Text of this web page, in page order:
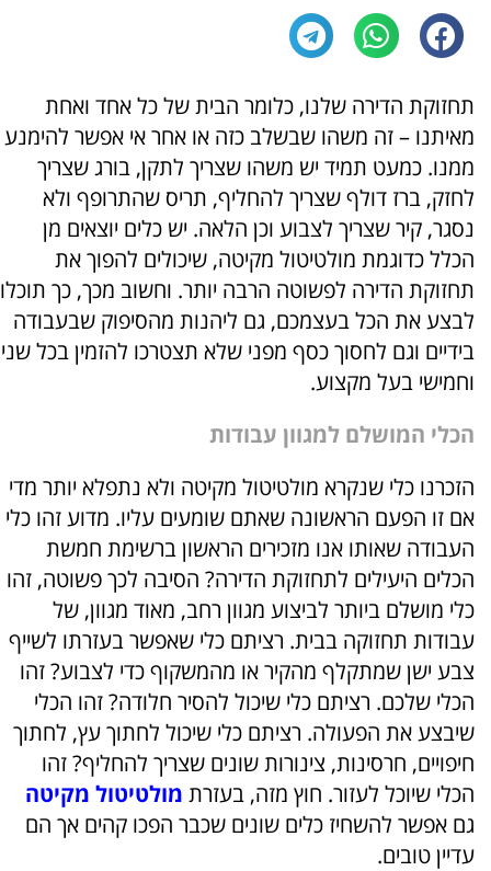
תחזוקת הדירה שלנו, כלומר הבית של כל אחד ואחת
מאיתנו – זה משהו שבשלב כזה או אחר אי אפשר להימנע
ממנו. כמעט תמיד יש משהו שצריך לתקן, בורג שצריך
לחזק, ברז דולף שצריך להחליף, תריס שהתרופף ולא
נסגר, קיר שצריך לצבוע וכן הלאה. יש כלים יוצאים מן
הכלל כדוגמת מולטיטול מקיטה, שיכולים להפוך את
תחזוקת הדירה לפשוטה הרבה יותר. וחשוב מכך, כך תוכלו
לבצע את הכל בעצמכם, גם ליהנות מהסיפוק שבעבודה
בידיים וגם לחסוך כסף מפני שלא תצטרכו להזמין בכל שני
וחמישי בעל מקצוע.
הכלי המושלם למגוון עבודות
הזכרנו כלי שנקרא מולטיטול מקיטה ולא נתפלא יותר מדי
אם זו הפעם הראשונה שאתם שומעים עליו. מדוע זהו כלי
העבודה שאותו אנו מזכירים הראשון ברשימת חמשת
הכלים היעילים לתחזוקת הדירה? הסיבה לכך פשוטה, זהו
כלי מושלם ביותר לביצוע מגוון רחב, מאוד מגוון, של
עבודות תחזוקה בבית. רציתם כלי שאפשר בעזרתו לשייף
צבע ישן שמתקלף מהקיר או מהמשקוף כדי לצבוע? זהו
הכלי שלכם. רציתם כלי שיכול להסיר חלודה? זהו הכלי
שיבצע את הפעולה. רציתם כלי שיכול לחתוך עץ, לחתוך
חיפויים, חרסינות, צינורות שונים שצריך להחליף? זהו
הכלי שיוכל לעזור. חוץ מזה, בעזרת מולטיטול מקיטה
גם אפשר להשחיז כלים שונים שכבר הפכו קהים אך הם
עדיין טובים.